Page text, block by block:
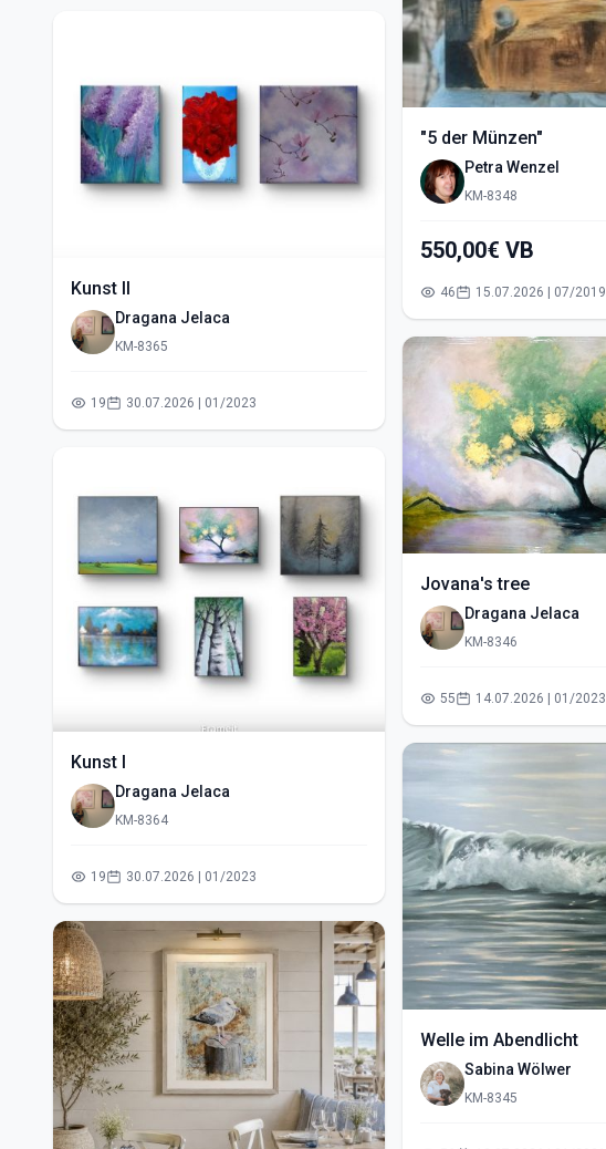
Kunst II
Dragana Jelaca
KM-8365
19 30.07.2026 | 01/2023
Kunst I
Dragana Jelaca
KM-8364
19 30.07.2026 | 01/2023
"5 der Münzen"
Petra Wenzel
KM-8348
550,00€ VB
46 15.07.2026 | 07/2019
Jovana's tree
Dragana Jelaca
KM-8346
55 14.07.2026 | 01/2023
Welle im Abendlicht
Sabina Wölwer
KM-8345